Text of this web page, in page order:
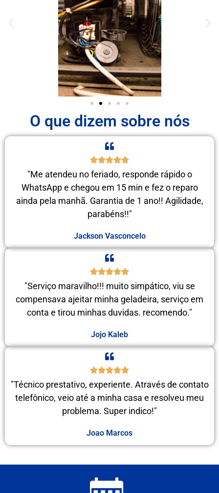
O que dizem sobre nós
"Me atendeu no feriado, responde rápido o
WhatsApp e chegou em 15 min e fez o reparo
ainda pela manhã. Garantia de 1 ano!! Agilidade,
parabéns!!"
Jackson Vasconcelo
"Serviço maravilho!!! muito simpático, viu se
compensava ajeitar minha geladeira, serviço em
conta e tirou minhas duvidas. recomendo."
Jojo Kaleb
"Técnico prestativo, experiente. Através de contato
telefônico, veio até a minha casa e resolveu meu
problema. Super indico!"
Joao Marcos